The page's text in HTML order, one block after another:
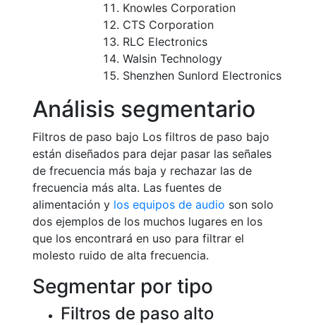
Knowles Corporation
CTS Corporation
RLC Electronics
Walsin Technology
Shenzhen Sunlord Electronics
Análisis segmentario
Filtros de paso bajo Los filtros de paso bajo
están diseñados para dejar pasar las señales
de frecuencia más baja y rechazar las de
frecuencia más alta. Las fuentes de
alimentación y los equipos de audio son solo
dos ejemplos de los muchos lugares en los
que los encontrará en uso para filtrar el
molesto ruido de alta frecuencia.
Segmentar por tipo
Filtros de paso alto